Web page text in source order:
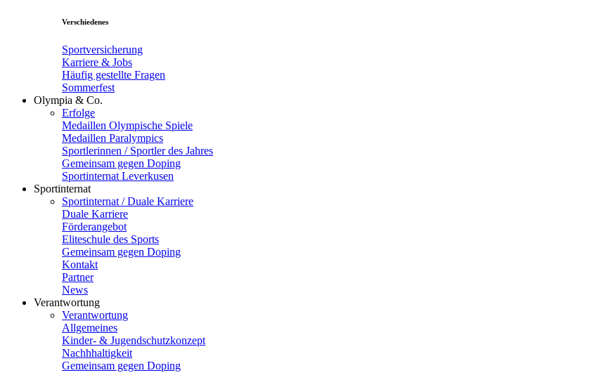
Verschiedenes
Sportversicherung
Karriere & Jobs
Häufig gestellte Fragen
Sommerfest
Olympia & Co.
Erfolge
Medaillen Olympische Spiele
Medaillen Paralympics
Sportlerinnen / Sportler des Jahres
Gemeinsam gegen Doping
Sportinternat Leverkusen
Sportinternat
Sportinternat / Duale Karriere
Duale Karriere
Förderangebot
Eliteschule des Sports
Gemeinsam gegen Doping
Kontakt
Partner
News
Verantwortung
Verantwortung
Allgemeines
Kinder- & Jugendschutzkonzept
Nachhhaltigkeit
Gemeinsam gegen Doping